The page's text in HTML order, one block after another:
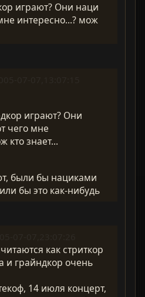
играют? Они наци
интересно...? мож
играют? Они
чего мне
кто знает...
были бы нациками
бы это как-нибудь
как стриткор
и грайндкор очень
14 июля концерт,